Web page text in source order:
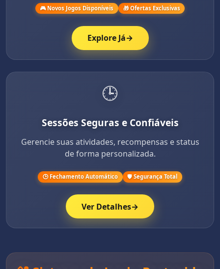
🎮 Novos Jogos Disponíveis 🎁 Ofertas Exclusivas
Explore Já→
🕒
Sessões Seguras e Confiáveis
Gerencie suas atividades, recompensas e status
de forma personalizada.
🕒 Fechamento Automático 🛡️ Segurança Total
Ver Detalhes→